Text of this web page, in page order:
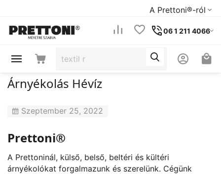
A Prettoni®-ról
06 1 211 4066
Árnyékolás Hévíz
Szeptember 25, 2022
Prettoni®
A Prettoninál, külső, belső, beltéri és kültéri
árnyékolókat forgalmazunk és szerelünk. Cégünk